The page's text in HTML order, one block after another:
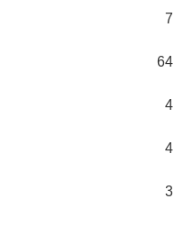
7
64
4
4
3